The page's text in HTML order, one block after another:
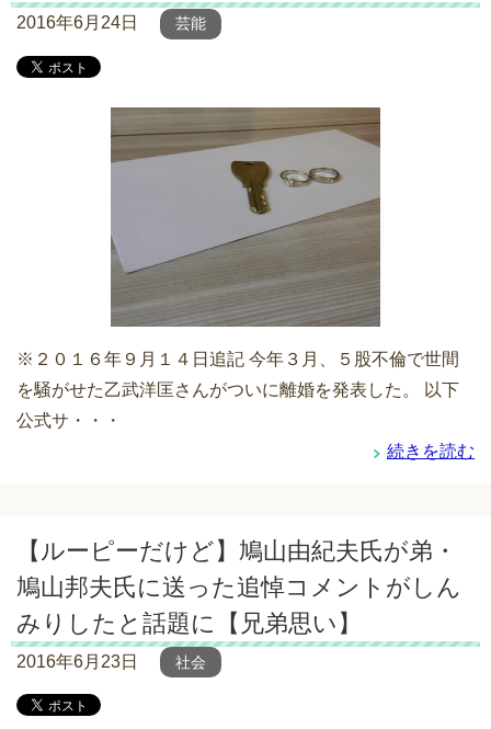
2016年6月24日 芸能
※２０１６年９月１４日追記 今年３月、５股不倫で世間
を騒がせた乙武洋匡さんがついに離婚を発表した。 以下
公式サ・・・
続きを読む
【ルーピーだけど】鳩山由紀夫氏が弟・
鳩山邦夫氏に送った追悼コメントがしん
みりしたと話題に【兄弟思い】
2016年6月23日 社会